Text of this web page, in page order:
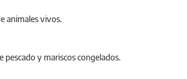
animales vivos.
pescado y mariscos congelados.